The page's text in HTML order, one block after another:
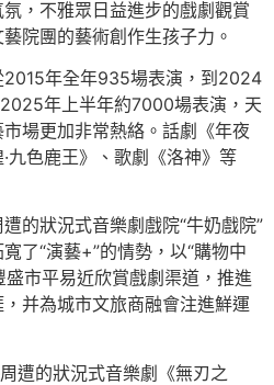
，不雅眾日益進步的戲劇觀賞
院團的藝術創作生孩子力。
2015年全年935場表演，到2024
年上半年約7000場表演，天
場更加非常熱絡。話劇《年夜
九色鹿王》、歌劇《洛神》等
的狀況式音樂劇戲院“牛奶戲院”
了“演藝+”的情勢，以“購物中
盛市平易近欣賞戲劇渠道，推進
并為城市文旅商融會注進鮮運
遭的狀況式音樂劇《無刃之